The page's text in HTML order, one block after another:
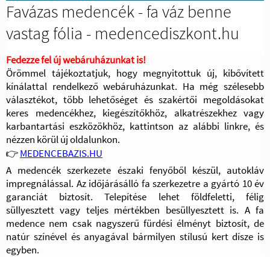
Favázas medencék - fa váz benne
vastag fólia - medencediszkont.hu
Fedezze fel új webáruházunkat is!
Örömmel tájékoztatjuk, hogy megnyitottuk új, kibővített
kínálattal rendelkező webáruházunkat. Ha még szélesebb
választékot, több lehetőséget és szakértői megoldásokat
keres medencékhez, kiegészítőkhöz, alkatrészekhez vagy
karbantartási eszközökhöz, kattintson az alábbi linkre, és
nézzen körül új oldalunkon.
👉MEDENCEBAZIS.HU
A medencék szerkezete északi fenyőből készül, autokláv
impregnálással. Az időjárásálló fa szerkezetre a gyártó 10 év
garanciát biztosít. Telepítése lehet földfeletti, félig
süllyesztett vagy teljes mértékben besüllyesztett is. A fa
medence nem csak nagyszerű fürdési élményt biztosít, de
natúr színével és anyagával bármilyen stílusú kert dísze is
egyben.